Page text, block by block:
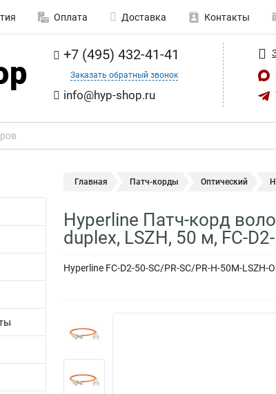
Оплата Доставка Контакты
+7 (495) 432-41-41
Заказать обратный звонок
info@hyp-shop.ru
Главная Патч-корды Оптический
Hyperline Патч-корд
duplex, LSZH, 50 м, FC-
Hyperline FC-D2-50-SC/PR-SC/PR-H-50M-